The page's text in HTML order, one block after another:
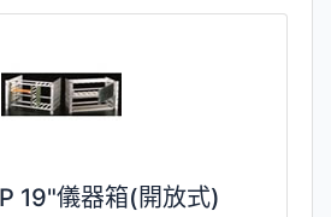
19"儀器箱(開放式)